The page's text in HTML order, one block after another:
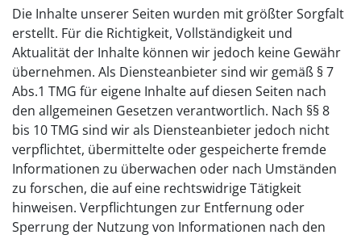
Die Inhalte unserer Seiten wurden mit größter Sorgfalt
erstellt. Für die Richtigkeit, Vollständigkeit und
Aktualität der Inhalte können wir jedoch keine Gewähr
übernehmen. Als Diensteanbieter sind wir gemäß § 7
Abs.1 TMG für eigene Inhalte auf diesen Seiten nach
den allgemeinen Gesetzen verantwortlich. Nach §§ 8
bis 10 TMG sind wir als Diensteanbieter jedoch nicht
verpflichtet, übermittelte oder gespeicherte fremde
Informationen zu überwachen oder nach Umständen
zu forschen, die auf eine rechtswidrige Tätigkeit
hinweisen. Verpflichtungen zur Entfernung oder
Sperrung der Nutzung von Informationen nach den